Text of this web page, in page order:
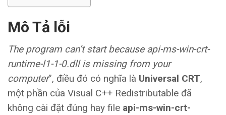
Mô Tả lỗi
The program can’t start because api-ms-win-crt-
runtime-l1-1-0.dll is missing from your
computer”, điều đó có nghĩa là Universal CRT,
một phần của Visual C++ Redistributable đã
không cài đặt đúng hay file api-ms-win-crt-